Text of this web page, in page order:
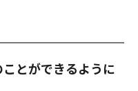
とができるように